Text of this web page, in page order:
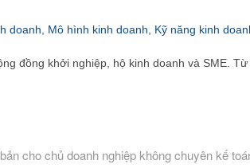
doanh Mô hình kinh doanh Kỹ năng kinh
đồng khởi nghiệp, hộ kinh doanh và SME.
cho chủ doanh nghiệp không chuyên kế